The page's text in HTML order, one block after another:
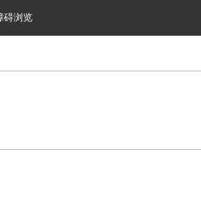
碍浏览